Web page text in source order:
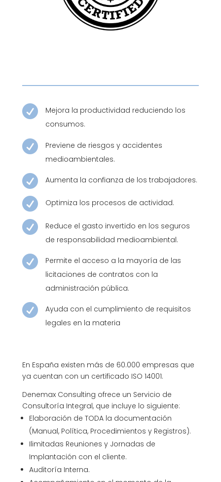

Mejora la productividad reduciendo los
consumos.

Previene de riesgos y accidentes
medioambientales.
 Aumenta la confianza de los trabajadores.
 Optimiza los procesos de actividad.

Reduce el gasto invertido en los seguros
de responsabilidad medioambiental.

Permite el acceso a la mayoría de las
licitaciones de contratos con la
administración pública.

Ayuda con el cumplimiento de requisitos
legales en la materia
En España existen más de 60.000 empresas que
ya cuentan con un certificado ISO 14001.
Denemax Consulting ofrece un Servicio de
Consultoría Integral, que incluye lo siguiente:
Elaboración de TODA la documentación
(Manual, Política, Procedimientos y Registros).
Ilimitadas Reuniones y Jornadas de
Implantación con el cliente.
Auditoría Interna.